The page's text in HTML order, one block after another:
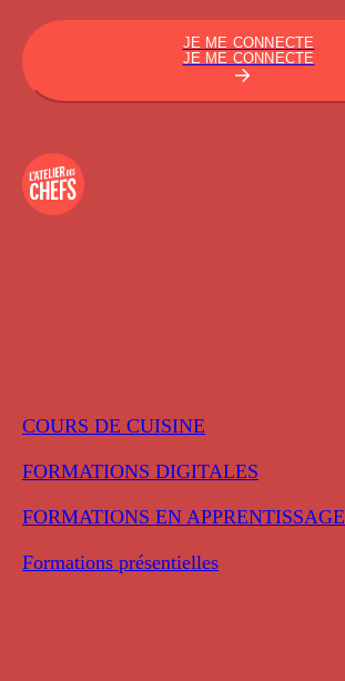
COURS DE CUISINE
FORMATIONS DIGITALES
FORMATIONS EN APPRENTISSAGE
Formations présentielles
JE ME CONNECTE
JE ME CONNECTE